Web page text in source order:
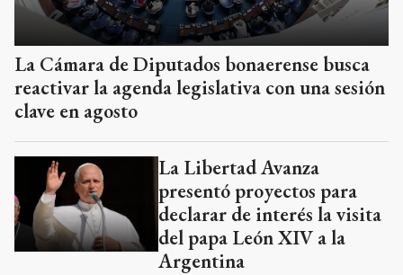
La Cámara de Diputados bonaerense busca
reactivar la agenda legislativa con una sesión
clave en agosto
La Libertad Avanza
presentó proyectos para
declarar de interés la visita
del papa León XIV a la
Argentina